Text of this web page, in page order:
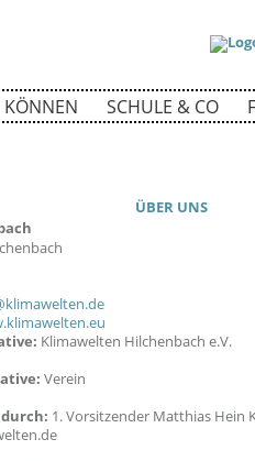
SCHULE & CO
ÜBER UNS
Klimawelten Hilchenbach e.V.
Verein
1. Vorsitzender Matthias Hein